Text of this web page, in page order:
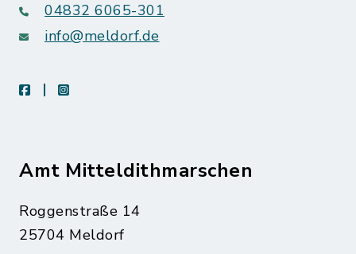
04832 6065-301
info@meldorf.de
facebookinstagram
Amt Mitteldithmarschen
Roggenstraße 14
25704 Meldorf